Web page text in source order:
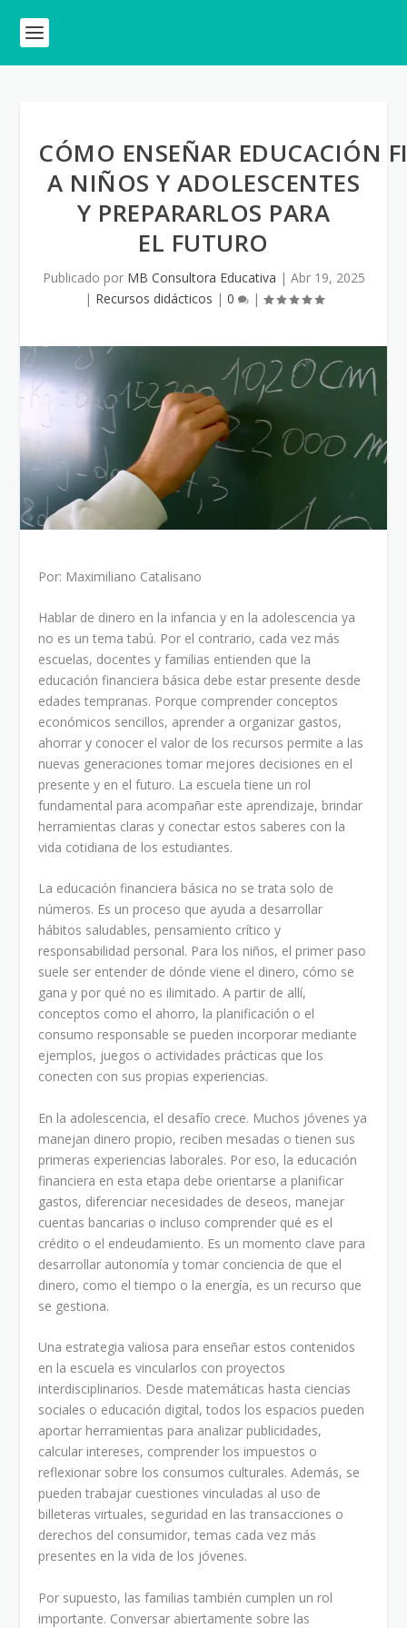
CÓMO ENSEÑAR EDUCACIÓN
A NIÑOS Y ADOLESCENTES
Y PREPARARLOS PARA
EL FUTURO
Publicado por MB Consultora Educativa | Abr 19, 2025
| Recursos didácticos | 0 |
Por: Maximiliano Catalisano
Hablar de dinero en la infancia y en la adolescencia ya
no es un tema tabú. Por el contrario, cada vez más
escuelas, docentes y familias entienden que la
educación financiera básica debe estar presente desde
edades tempranas. Porque comprender conceptos
económicos sencillos, aprender a organizar gastos,
ahorrar y conocer el valor de los recursos permite a las
nuevas generaciones tomar mejores decisiones en el
presente y en el futuro. La escuela tiene un rol
fundamental para acompañar este aprendizaje, brindar
herramientas claras y conectar estos saberes con la
vida cotidiana de los estudiantes.
La educación financiera básica no se trata solo de
números. Es un proceso que ayuda a desarrollar
hábitos saludables, pensamiento crítico y
responsabilidad personal. Para los niños, el primer paso
suele ser entender de dónde viene el dinero, cómo se
gana y por qué no es ilimitado. A partir de allí,
conceptos como el ahorro, la planificación o el
consumo responsable se pueden incorporar mediante
ejemplos, juegos o actividades prácticas que los
conecten con sus propias experiencias.
En la adolescencia, el desafío crece. Muchos jóvenes ya
manejan dinero propio, reciben mesadas o tienen sus
primeras experiencias laborales. Por eso, la educación
financiera en esta etapa debe orientarse a planificar
gastos, diferenciar necesidades de deseos, manejar
cuentas bancarias o incluso comprender qué es el
crédito o el endeudamiento. Es un momento clave para
desarrollar autonomía y tomar conciencia de que el
dinero, como el tiempo o la energía, es un recurso que
se gestiona.
Una estrategia valiosa para enseñar estos contenidos
en la escuela es vincularlos con proyectos
interdisciplinarios. Desde matemáticas hasta ciencias
sociales o educación digital, todos los espacios pueden
aportar herramientas para analizar publicidades,
calcular intereses, comprender los impuestos o
reflexionar sobre los consumos culturales. Además, se
pueden trabajar cuestiones vinculadas al uso de
billeteras virtuales, seguridad en las transacciones o
derechos del consumidor, temas cada vez más
presentes en la vida de los jóvenes.
Por supuesto, las familias también cumplen un rol
importante. Conversar abiertamente sobre las